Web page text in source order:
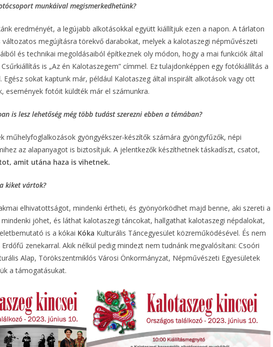
munkáival megismerkedhetünk?
eredményét, a legújabb alkotásokkal együtt kiállítjuk ezen a napon. A tárlaton
megújításra törekvő darabokat, melyek a kalotaszegi népművészeti
és technikai megoldásaiból építkeznek oly módon, hogy a mai funkciók által
is „Az én Kalotaszegem” címmel. Ez tulajdonképpen egy fotókiállítás a
Egész sokat kaptunk már, például Kalotaszeg által inspirált alkotások vagy ott
események fotóit küldték már el számunkra.
is lesz lehetőség még több tudást szerezni ebben a témában?
műhelyfoglalkozások gyöngyékszer-készítők számára gyöngyfűzők, népi
az alapanyagot is biztosítjuk. A jelentkezők készíthetnek táskadíszt, csatot,
amit utána haza is vihetnek.
kiket vártok?
elhivatottságot, mindenki értheti, és gyönyörködhet majd benne, aki szereti a
jöhet, és láthat kalotaszegi táncokat, hallgathat kalotaszegi népdalokat,
is a kókai Kóka Kulturális Táncegyesület közreműködésével. És nem
zenekarral. Akik nélkül pedig mindezt nem tudnánk megvalósítani: Csoóri
Alap, Törökszentmiklós Városi Önkormányzat, Népművészeti Egyesületek
a támogatásukat.